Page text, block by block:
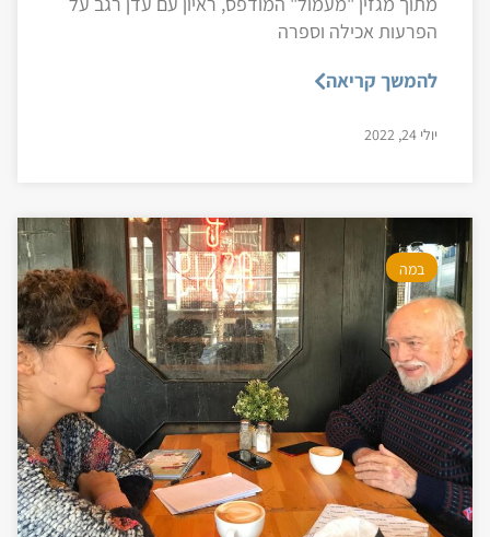
הפרעות אכילה וספרה
להמשך קריאה
יולי 24, 2022
במה